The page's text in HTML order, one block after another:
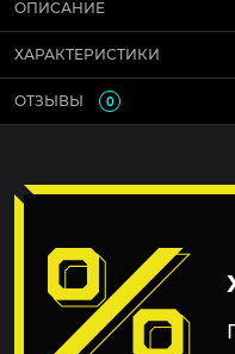
ОПИСАНИЕ
ХАРАКТЕРИСТИКИ
ОТЗЫВЫ 0